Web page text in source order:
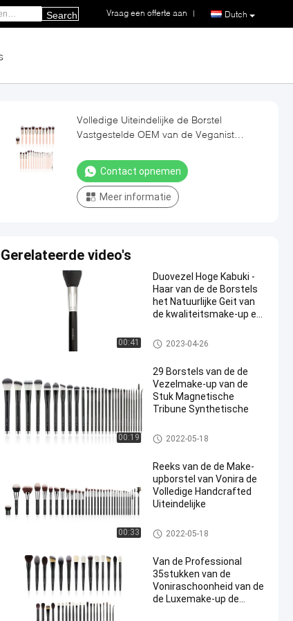
Dutch
Vraag een offerte aan |
Search
Volledige Uiteindelijke de Borstel
Vastgestelde OEM van de Veganist
Contact opnemen
Meer informatie
Gerelateerde video's
00:41
Duovezel Hoge Kabuki -
Haar van de de Borstels
het Natuurlijke Geit van
de kwaliteitsmake-up en
Hoog - de Borstels van de kwa
liteitsmake-up
2023-04-26
00:19
29 Borstels van de de
Vezelmake-up van de
Stuk Magnetische
Tribune Synthetische
De Inzameling van de make-up
borstel
2022-05-18
00:33
Reeks van de de Make-
upborstel van Vonira de
Volledige Handcrafted
Uiteindelijke
De Inzameling van de make-up
borstel
2022-05-18
Van de Professional
35stukken van de
Voniraschoonheid van de
de Luxemake-up de